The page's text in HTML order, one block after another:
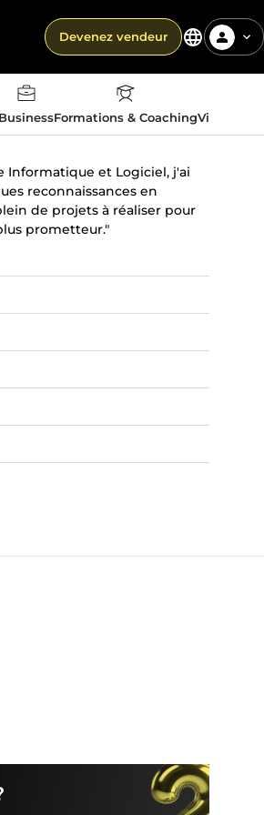
Devenez vendeur
BusinessFormations & CoachingVie
Informatique et Logiciel, j'ai
reconnaissances en
de projets à réaliser pour
prometteur."